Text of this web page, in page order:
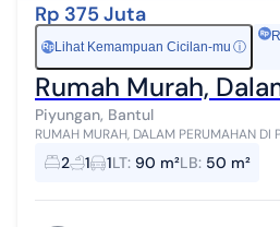
Rp 375 Juta
Rp Lihat Kemampuan Cicilan-mu ⓘ
Rumah Murah,
Piyungan, Bantul
RUMAH MURAH, DALAM PERUMAHAN DI
Srimartani, Kec.Piyungan, Kab.Bantul, Yogyakarta Rumah
huni, dalam perumahan...
2 1 1LT: 90 m²LB: 50 m²